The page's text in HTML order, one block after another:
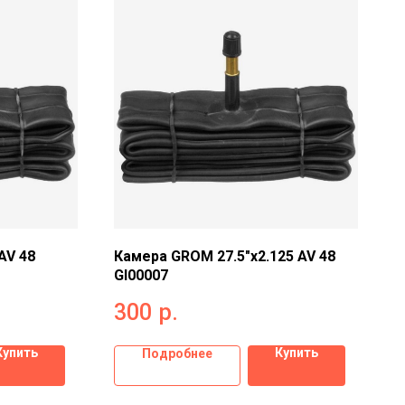
48
Камера GROM 27.5"x2.125 AV 48
GI00007
300 р.
Подробнее Купить